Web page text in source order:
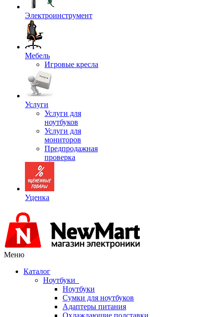
Электроинструмент
Мебель
Игровые кресла
Услуги
Услуги для
ноутбуков
Услуги для
мониторов
Предпродажная
проверка
Уценка
Меню
Каталог
Ноутбуки
Ноутбуки
Сумки для ноутбуков
Адаптеры питания
Охлаждающие подставки